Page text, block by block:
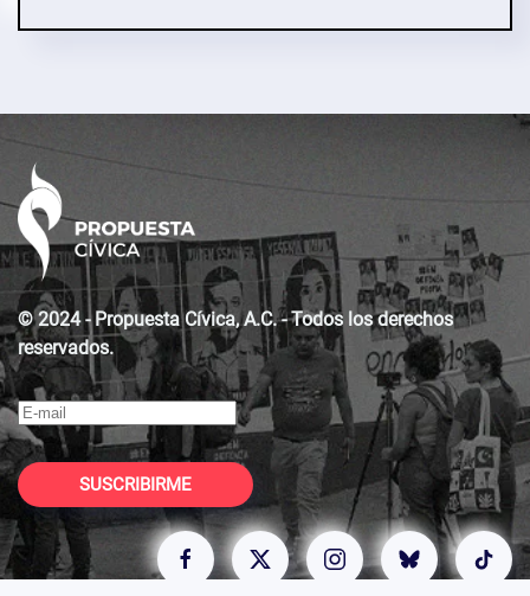
© 2024 - Propuesta Cívica, A.C. - Todos los derechos
reservados.
SUSCRIBIRME